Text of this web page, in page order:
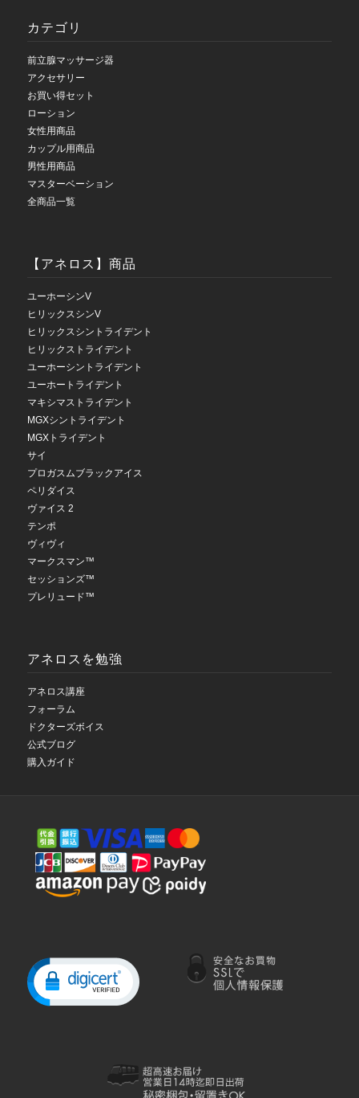
カテゴリ
前立腺マッサージ器
アクセサリー
お買い得セット
ローション
女性用商品
カップル用商品
男性用商品
マスターベーション
全商品一覧
【アネロス】商品
ユーホーシンV
ヒリックスシンV
ヒリックスシントライデント
ヒリックストライデント
ユーホーシントライデント
ユーホートライデント
マキシマストライデント
MGXシントライデント
MGXトライデント
サイ
プロガスムブラックアイス
ペリダイス
ヴァイス 2
テンポ
ヴィヴィ
マークスマン™
セッションズ™
プレリュード™
アネロスを勉強
アネロス講座
フォーラム
ドクターズボイス
公式ブログ
購入ガイド